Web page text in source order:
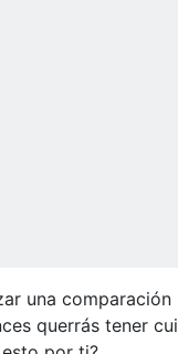
una comparación
querrás tener